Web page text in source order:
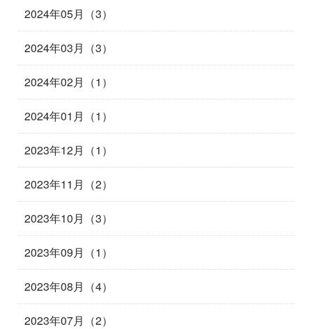
2024年05月（3）
2024年03月（3）
2024年02月（1）
2024年01月（1）
2023年12月（1）
2023年11月（2）
2023年10月（3）
2023年09月（1）
2023年08月（4）
2023年07月（2）